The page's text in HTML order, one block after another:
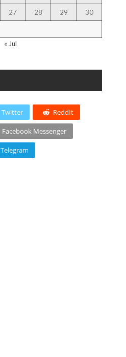
27 28 29 30
« Jul
Twitter ReddIt
Facebook Messenger
Telegram